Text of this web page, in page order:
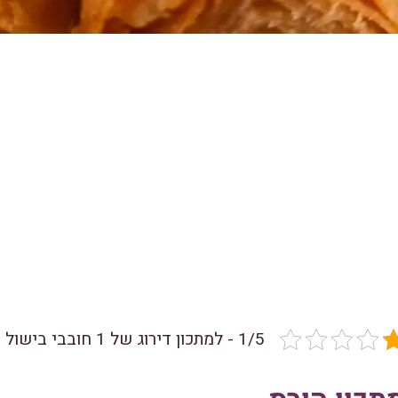
1/5 - למתכון דירוג של 1 חובבי בישול